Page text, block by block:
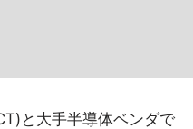
と大手半導体ベンダで